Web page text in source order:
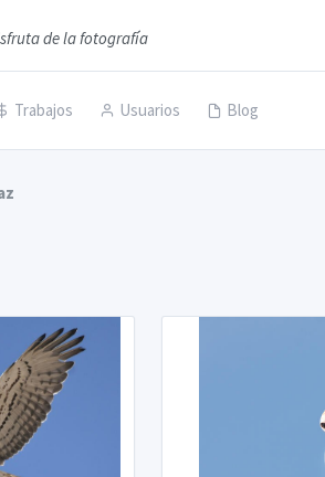
de la fotografía
Trabajos Usuarios Blog